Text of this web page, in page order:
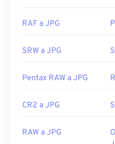
Apple
. Para cambiar el
Herramientas JPG
colores de las imágenes
RAF a JPG
SRW a JPG
Pentax RAW a JPG
CR2 a JPG
RAW a JPG